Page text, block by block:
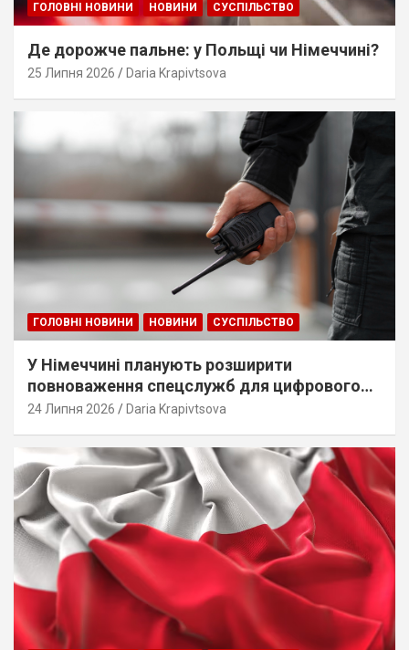
ГОЛОВНІ НОВИНИ НОВИНИ СУСПІЛЬСТВО
Де дорожче пальне: у Польщі чи Німеччині?
25 Липня 2026 Daria Krapivtsova
ГОЛОВНІ НОВИНИ НОВИНИ СУСПІЛЬСТВО
У Німеччині планують розширити
повноваження спецслужб для цифрового
стеження
24 Липня 2026 Daria Krapivtsova